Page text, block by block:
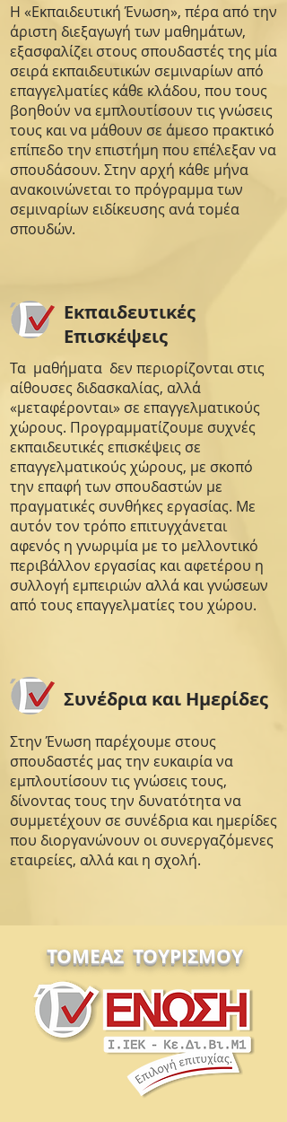
Η «Εκπαιδευτική Ένωση», πέρα από την
άριστη διεξαγωγή των μαθημάτων,
εξασφαλίζει στους σπουδαστές της μία
σειρά εκπαιδευτικών σεμιναρίων από
επαγγελματίες κάθε κλάδου, που τους
βοηθούν να εμπλουτίσουν τις γνώσεις
τους και να μάθουν σε άμεσο πρακτικό
επίπεδο την επιστήμη που επέλεξαν να
σπουδάσουν. Στην αρχή κάθε μήνα
ανακοινώνεται το πρόγραμμα των
σεμιναρίων ειδίκευσης ανά τομέα
σπουδών.
Εκπαιδευτικές
Επισκέψεις
Τα μαθήματα δεν περιορίζονται στις
αίθουσες διδασκαλίας, αλλά
«μεταφέρονται» σε επαγγελματικούς
χώρους. Προγραμματίζουμε συχνές
εκπαιδευτικές επισκέψεις σε
επαγγελματικούς χώρους, με σκοπό
την επαφή των σπουδαστών με
πραγματικές συνθήκες εργασίας. Με
αυτόν τον τρόπο επιτυγχάνεται
αφενός η γνωριμία με το μελλοντικό
περιβάλλον εργασίας και αφετέρου η
συλλογή εμπειριών αλλά και γνώσεων
από τους επαγγελματίες του χώρου.
Συνέδρια και Ημερίδες
Στην Ένωση παρέχουμε στους
σπουδαστές μας την ευκαιρία να
εμπλουτίσουν τις γνώσεις τους,
δίνοντας τους την δυνατότητα να
συμμετέχουν σε συνέδρια και ημερίδες
που διοργανώνουν οι συνεργαζόμενες
εταιρείες, αλλά και η σχολή.
ΤΟΜΕΑΣ ΤΟΥΡΙΣΜΟΥ